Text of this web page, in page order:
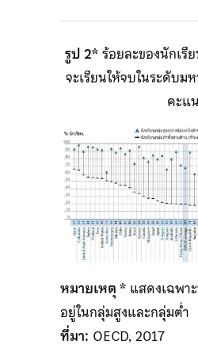
รูป 2*ร้อยละของนักเรี
จะเรียนให้จบในระดับม
คะแ
หมายเหตุ *แสดงเฉพา
อยู่ในกลุ่มสูงและกลุ่มต่ำ
ที่มา: OECD, 2017